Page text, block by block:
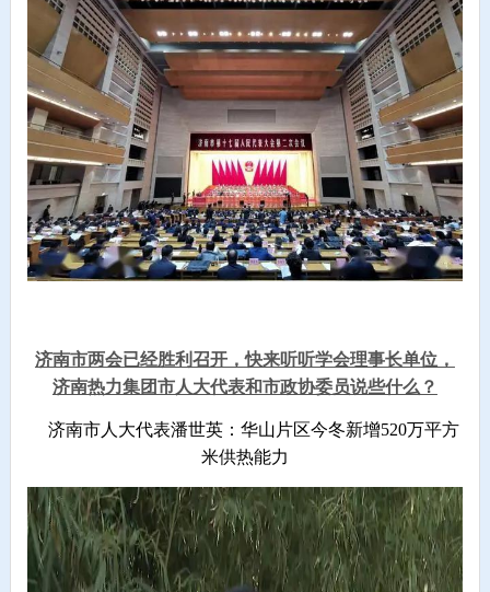
济南市两会已经胜利召开，快来听听学会理事长单位，
济南热力集团市人大代表和市政协委员说些什么？
济南市人大代表潘世英：华山片区今冬新增520万平方
米供热能力